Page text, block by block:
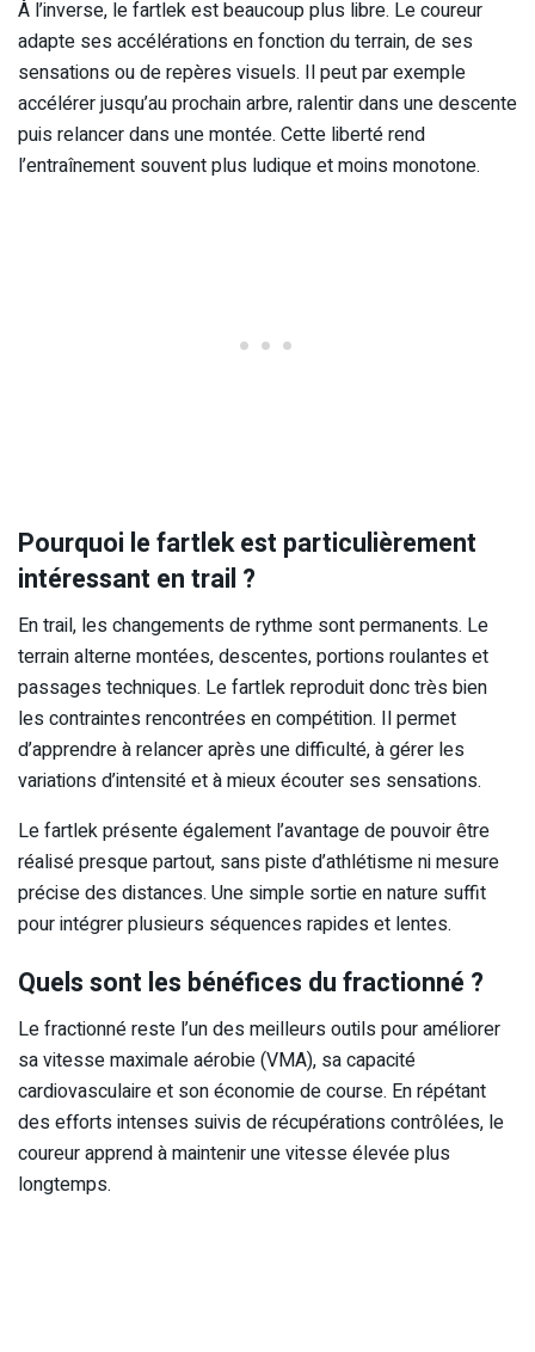
À l’inverse, le fartlek est beaucoup plus libre. Le coureur
adapte ses accélérations en fonction du terrain, de ses
sensations ou de repères visuels. Il peut par exemple
accélérer jusqu’au prochain arbre, ralentir dans une descente
puis relancer dans une montée. Cette liberté rend
l’entraînement souvent plus ludique et moins monotone.
Pourquoi le fartlek est particulièrement
intéressant en trail ?
En trail, les changements de rythme sont permanents. Le
terrain alterne montées, descentes, portions roulantes et
passages techniques. Le fartlek reproduit donc très bien
les contraintes rencontrées en compétition. Il permet
d’apprendre à relancer après une difficulté, à gérer les
variations d’intensité et à mieux écouter ses sensations.
Le fartlek présente également l’avantage de pouvoir être
réalisé presque partout, sans piste d’athlétisme ni mesure
précise des distances. Une simple sortie en nature suffit
pour intégrer plusieurs séquences rapides et lentes.
Quels sont les bénéfices du fractionné ?
Le fractionné reste l’un des meilleurs outils pour améliorer
sa vitesse maximale aérobie (VMA), sa capacité
cardiovasculaire et son économie de course. En répétant
des efforts intenses suivis de récupérations contrôlées, le
coureur apprend à maintenir une vitesse élevée plus
longtemps.